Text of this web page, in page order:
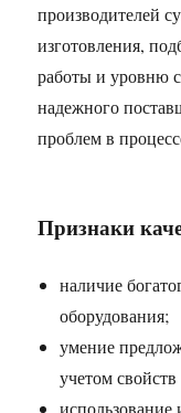
производителей
изготовления,
работы и уровню
надежного
проблем в
Признаки
наличие
оборудования;
умение
учетом
использование